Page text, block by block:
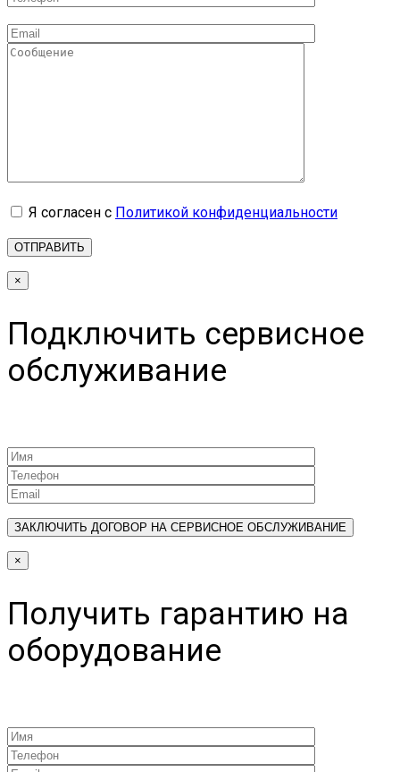
Я согласен с Политикой конфиденциальности
×
Подключить сервисное
обслуживание
×
Получить гарантию на
оборудование